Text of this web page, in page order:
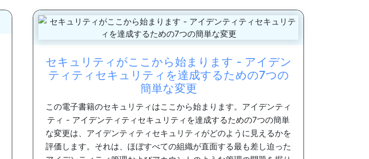
セキュリティがここから始まります - アイデン
ティティセキュリティを達成するための7つの
簡単な変更
この電子書籍のセキュリティはここから始まります。アイデンティ
ティ - アイデンティティセキュリティを達成するための7つの簡単
な変更は、アイデンティティセキュリティがどのように見えるかを
評価します。それは、ほぼすべての組織が直面する最も差し迫った